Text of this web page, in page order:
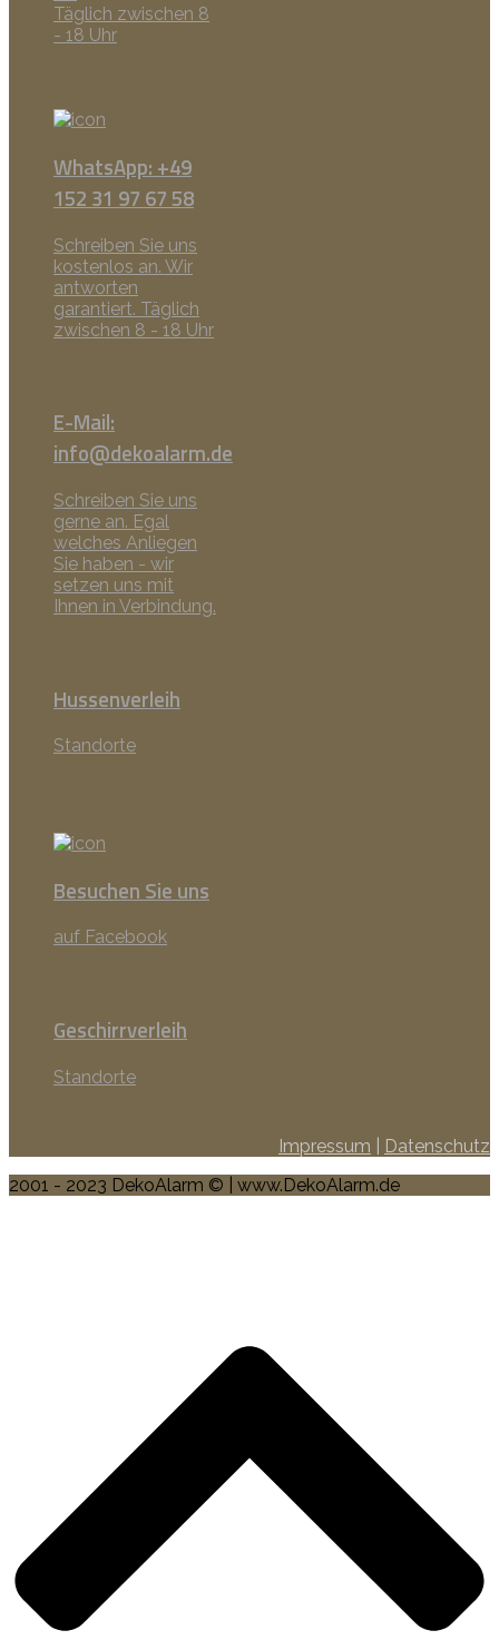
Täglich zwischen 8
- 18 Uhr
WhatsApp: +49
152 31 97 67 58
Schreiben Sie uns
kostenlos an. Wir
antworten
garantiert. Täglich
zwischen 8 - 18 Uhr
E-Mail:
info@dekoalarm.de
Schreiben Sie uns
gerne an. Egal
welches Anliegen
Sie haben - wir
setzen uns mit
Ihnen in Verbindung.
Hussenverleih
Standorte
Besuchen Sie uns
auf Facebook
Geschirrverleih
Standorte
Impressum
Datenschutz
2001 - 2023 DekoAlarm © | www.DekoAlarm.de